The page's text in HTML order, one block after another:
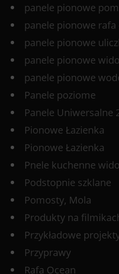
panele pionowe
panele pionowe rafa
panele pionowe
panele pionowe
panele pionowe
Panele poziome
Panele Uniwersalne
Pionowe Łazienka
Pionowe Łazienka
Pnele kuchenne
Podstopnie szklane
Pomosty, Mola
Produkty na
Przykładowe
Przyprawy
Rafa Ocean